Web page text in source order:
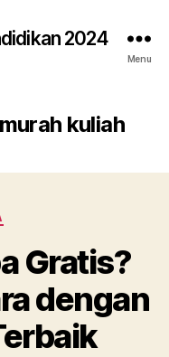
2024
Menu
kuliah
Gratis?
dengan